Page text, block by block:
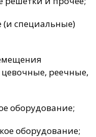
специальные)
реечные,
оборудование;
оборудование;